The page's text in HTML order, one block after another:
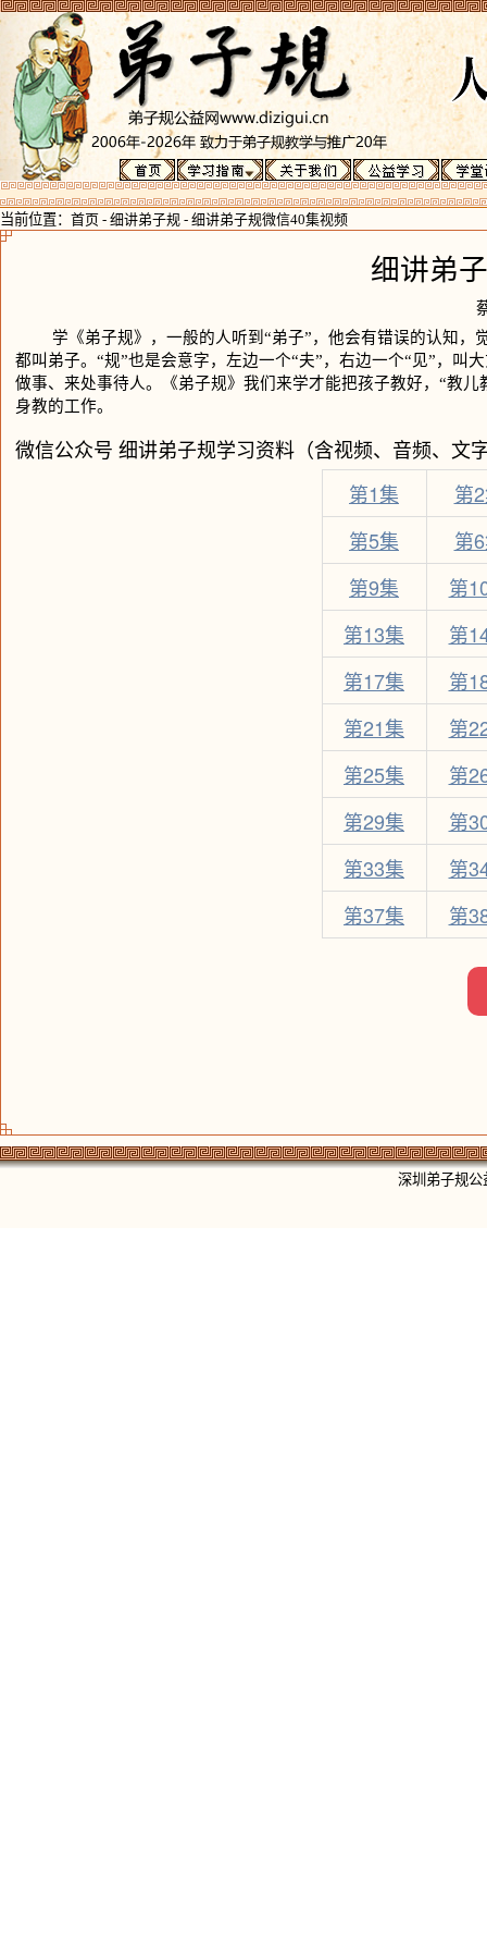
当前位置： 首页 - 细讲弟子规 - 细讲弟子规微信40集视频
细讲弟
学《弟子规》，一般的人听到“弟子”，他会有错误的认知，
都叫弟子。“规”也是会意字，左边一个“夫”，右边一个“见”，
做事、来处事待人。《弟子规》我们来学才能把孩子教好，“教
身教的工作。
微信公众号 细讲弟子规学习资料（含视频、音频、文
第1集
第
第5集
第
第9集
第
第13集
第
第17集
第
第21集
第
第25集
第
第29集
第
第33集
第
第37集
第
深圳弟子规